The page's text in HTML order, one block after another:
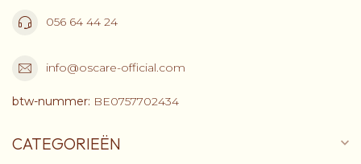
056 64 44 24
info@oscare-official.com
btw-nummer: BE0757702434
CATEGORIEËN